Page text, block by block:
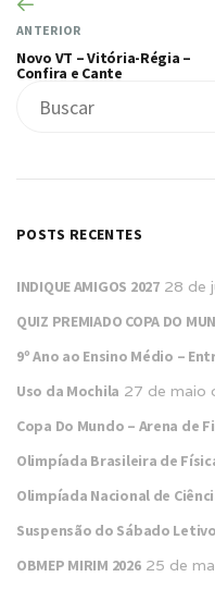
ANTERIOR
Novo VT – Vitória-Régia –
Confira e Cante
POSTS RECENTES
INDIQUE AMIGOS 2027 28 de
QUIZ PREMIADO COPA DO
9º Ano ao Ensino Médio –
Uso da Mochila 27 de maio
Copa Do Mundo – Arena de
Olimpíada Brasileira de
Olimpíada Nacional de
Suspensão do Sábado Letivo
OBMEP MIRIM 2026 25 de